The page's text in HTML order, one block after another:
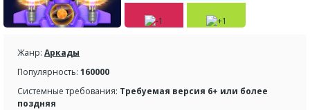
Жанр: Аркады
Популярность: 160000
Системные требования: Требуемая версия 6+ или более
поздняя